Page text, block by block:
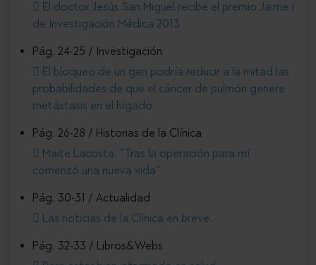
El doctor Jesús San Miguel recibe el premio Jaime I
de Investigación Médica 2013
Pág. 24-25 / Investigación
El bloqueo de un gen podría reducir a la mitad las
probabilidades de que el cáncer de pulmón genere
metástasis en el hígado
Pág. 26-28 / Historias de la Clínica
Maite Lacosta: "Tras la operación para mí
comenzó una nueva vida".
Pág. 30-31 / Actualidad
Las noticias de la Clínica en breve.
Pág. 32-33 / Libros&Webs